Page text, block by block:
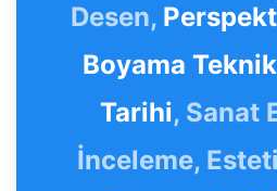
Desen,
Boyama
Tarihi, Sanat
İnceleme,